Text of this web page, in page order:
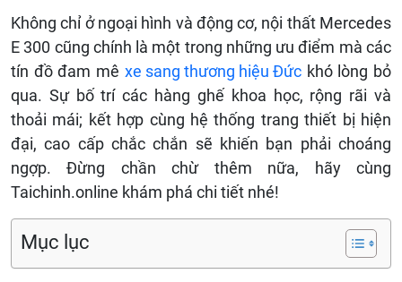
Không chỉ ở ngoại hình và động cơ, nội thất Mercedes
E 300 cũng chính là một trong những ưu điểm mà các
tín đồ đam mê xe sang thương hiệu Đứckhó lòng bỏ
qua. Sự bố trí các hàng ghế khoa học, rộng rãi và
thoải mái; kết hợp cùng hệ thống trang thiết bị hiện
đại, cao cấp chắc chắn sẽ khiến bạn phải choáng
ngợp. Đừng chần chừ thêm nữa, hãy cùng
Taichinh.online khám phá chi tiết nhé!
Mục lục